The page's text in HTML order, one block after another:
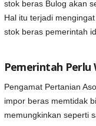
stok beras Bulog akan
Hal itu terjadi
stok beras pemerintah
Pemerintah Perlu
Pengamat Pertanian
impor beras memtidak
memungkinkan seperti